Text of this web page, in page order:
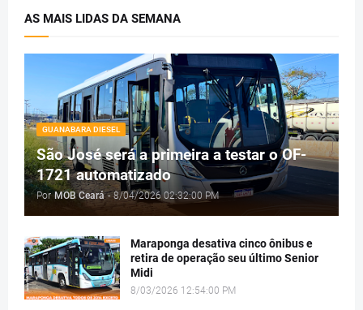
AS MAIS LIDAS DA SEMANA
GUANABARA DIESEL
São José será a primeira a testar o OF-
1721 automatizado
Por MOB Ceará - 8/04/2026 02:32:00 PM
Maraponga desativa cinco ônibus e
retira de operação seu último Senior
Midi
8/03/2026 12:54:00 PM